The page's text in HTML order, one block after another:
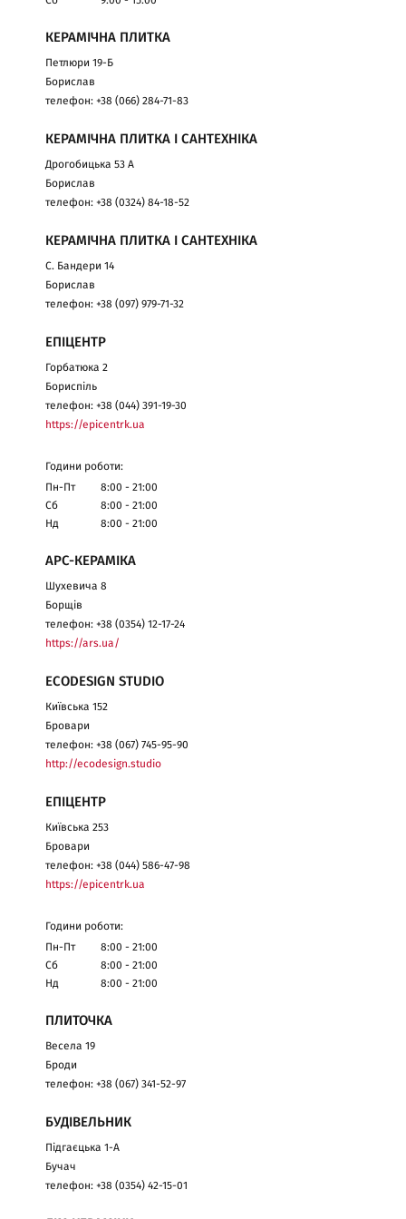
КЕРАМІЧНА ПЛИТКА
Петлюри 19-Б
Борислав
телефон: +38 (066) 284-71-83
КЕРАМІЧНА ПЛИТКА І САНТЕХНІКА
Дрогобицька 53 А
Борислав
телефон: +38 (0324) 84-18-52
КЕРАМІЧНА ПЛИТКА І САНТЕХНІКА
С. Бандери 14
Борислав
телефон: +38 (097) 979-71-32
ЕПІЦЕНТР
Горбатюка 2
Бориспіль
телефон: +38 (044) 391-19-30
https://epicentrk.ua
Години роботи:
Пн-Пт
8:00 - 21:00
Сб
8:00 - 21:00
Нд
8:00 - 21:00
АРС-КЕРАМІКА
Шухевича 8
Борщів
телефон: +38 (0354) 12-17-24
https://ars.ua/
ECODESIGN STUDIO
Київська 152
Бровари
телефон: +38 (067) 745-95-90
http://ecodesign.studio
ЕПІЦЕНТР
Київська 253
Бровари
телефон: +38 (044) 586-47-98
https://epicentrk.ua
Години роботи:
Пн-Пт
8:00 - 21:00
Сб
8:00 - 21:00
Нд
8:00 - 21:00
ПЛИТОЧКА
Весела 19
Броди
телефон: +38 (067) 341-52-97
БУДІВЕЛЬНИК
Підгаєцька 1-А
Бучач
телефон: +38 (0354) 42-15-01